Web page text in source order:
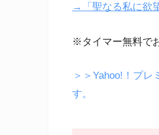
→「聖なる私に欲
※タイマー無料で
＞＞Yahoo!！プ
す。